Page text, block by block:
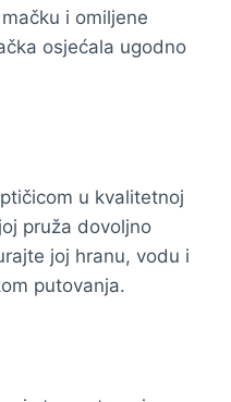
i omiljene
osjećala ugodno
u kvalitetnoj
pruža dovoljno
joj hranu, vodu i
putovanja.